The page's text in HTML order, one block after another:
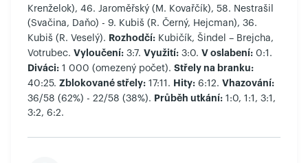
Krenželok), 46. Jaroměřský (M. Kovařčík), 58. Nestrašil
(Svačina, Daňo) - 9. Kubiš (R. Černý, Hejcman), 36.
Kubiš (R. Veselý). Rozhodčí: Kubičík, Šindel – Brejcha,
Votrubec. Vyloučení: 3:7. Využití: 3:0. V oslabení: 0:1.
Diváci: 1 000 (omezený počet). Střely na branku:
40:25. Zblokované střely: 17:11. Hity: 6:12. Vhazování:
36/58 (62%) - 22/58 (38%). Průběh utkání: 1:0, 1:1, 3:1,
3:2, 6:2.